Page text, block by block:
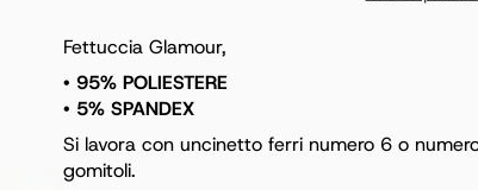
Fettuccia Glamour,
• 95% POLIESTERE
• 5% SPANDEX
Si lavora con uncinetto ferri numero 6 o
gomitoli.